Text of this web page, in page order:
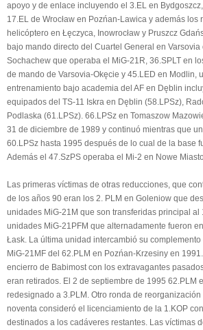
apoyo y de enlace incluyendo el 3.EL en
17.EL de Wrocław en Pozńan-Lawica y además los
helicóptero en Łęczyca, Inowrocław y Pruszcz
bajo mando directo del Cuartel General en Varsovia
Sochachew que operaba el MiG-21R, 36.SPLT en
de mando de Varsovia-Okęcie y 45.LED en Modlin,
entrenamiento bajo academia del AF en Dęblin
equipados del TS-11 Iskra en Dęblin (58.LPSz),
Podlaska (61.LPSz). 66.LPSz en Tomaszow
31 de diciembre de 1989 y continuó mientras que
60.LPSz hasta 1995 después de lo cual de la base
Además el 47.SzPS operaba el Mi-2 en Nowe
Las primeras víctimas de otras reducciones, que
de los años 90 eran los 2. PLM en Goleniow que
unidades MiG-21M que son transferidas principal al
unidades MiG-21PFM que alternadamente fueron
Łask. La última unidad intercambió su complemento
MiG-21MF del 62.PLM en Pozńan-Krzesiny en
encierro de Babimost con los extravagantes
eran retirados. El 2 de septiembre de 1995 62.PLM
redesignado a 3.PLM. Otro ronda de
noventa consideró el licenciamiento de la 1.KOP
destinados a los cadáveres restantes. Las víctimas